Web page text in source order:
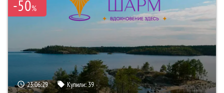
-50%
23:06:27 Купили:39